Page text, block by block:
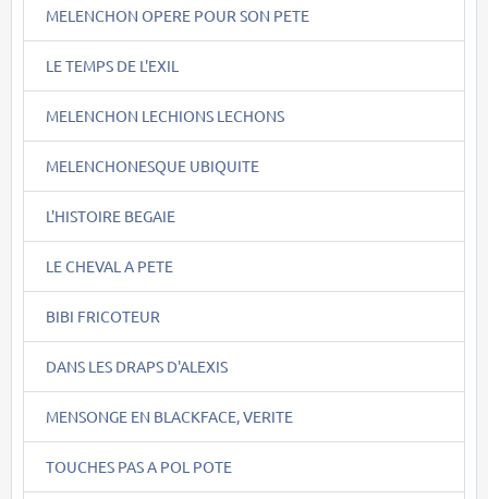
MELENCHON OPERE POUR SON PETE
LE TEMPS DE L'EXIL
MELENCHON LECHIONS LECHONS
MELENCHONESQUE UBIQUITE
L'HISTOIRE BEGAIE
LE CHEVAL A PETE
BIBI FRICOTEUR
DANS LES DRAPS D'ALEXIS
MENSONGE EN BLACKFACE, VERITE
TOUCHES PAS A POL POTE